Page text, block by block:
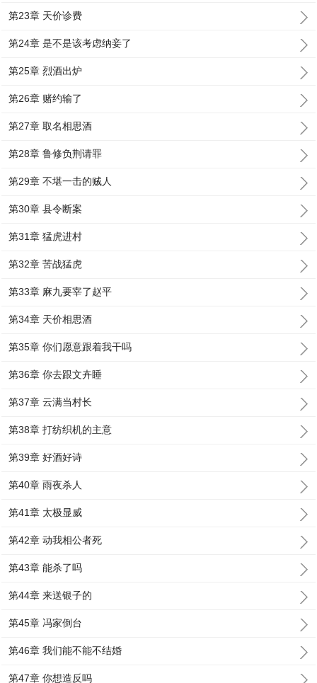
第23章 天价诊费
第24章 是不是该考虑纳妾了
第25章 烈酒出炉
第26章 赌约输了
第27章 取名相思酒
第28章 鲁修负荆请罪
第29章 不堪一击的贼人
第30章 县令断案
第31章 猛虎进村
第32章 苦战猛虎
第33章 麻九要宰了赵平
第34章 天价相思酒
第35章 你们愿意跟着我干吗
第36章 你去跟文卉睡
第37章 云满当村长
第38章 打纺织机的主意
第39章 好酒好诗
第40章 雨夜杀人
第41章 太极显威
第42章 动我相公者死
第43章 能杀了吗
第44章 来送银子的
第45章 冯家倒台
第46章 我们能不能不结婚
第47章 你想造反吗